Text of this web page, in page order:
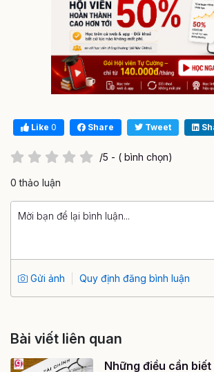
Like 0 Share Tweet
/5 - ( bình chọn)
0 thảo luận
Gửi ảnh Quy định đăng bình luận
Bài viết liên quan
Những điều cần